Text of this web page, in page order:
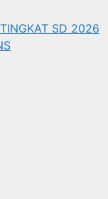
SD 2026